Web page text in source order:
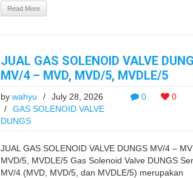
Read More
JUAL GAS SOLENOID VALVE
MV/4 – MVD, MVD/5, MVDLE/5
0 0
by wahyu /
July 28, 2026
/
GAS SOLENOID VALVE
DUNGS
JUAL GAS SOLENOID VALVE DUNGS MV/4 –
MVD/5, MVDLE/5 Gas Solenoid Valve DUNGS
MV/4 (MVD, MVD/5, dan MVDLE/5) merupakan